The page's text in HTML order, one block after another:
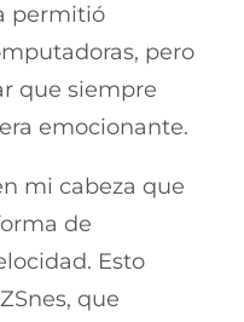
permitió
pero
que siempre
emocionante.
mi cabeza que
de
Esto
que